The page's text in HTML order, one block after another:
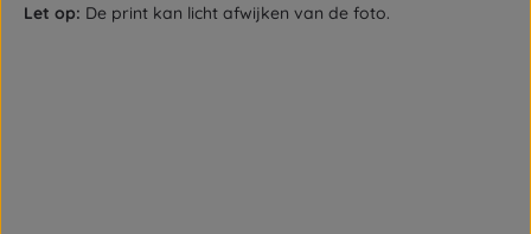
Let op: De print kan licht afwijken van de foto.